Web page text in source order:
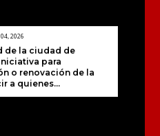
2026
de la ciudad de
para
o renovación de la
a quienes...